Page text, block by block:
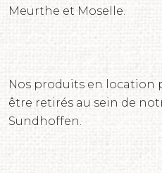
Meurthe et Moselle.
Nos produits en location
être retirés au sein de
Sundhoffen.